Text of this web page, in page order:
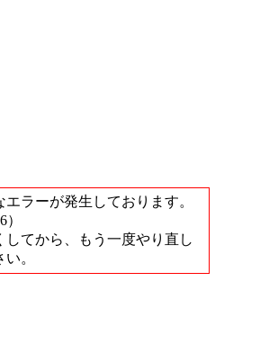
エラーが発生しております。
）
してから、もう一度やり直し
。